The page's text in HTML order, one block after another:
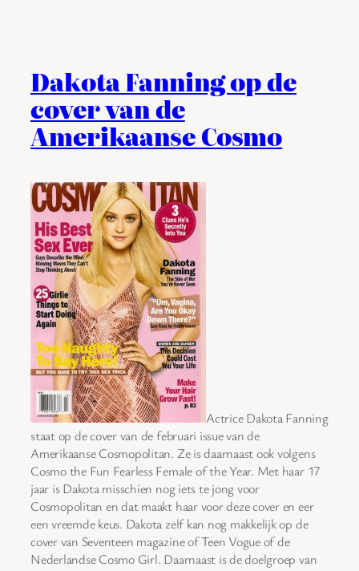
Dakota Fanning op de
cover van de
Amerikaanse Cosmo
Actrice Dakota Fanning
staat op de cover van de februari issue van de
Amerikaanse Cosmopolitan. Ze is daarnaast ook volgens
Cosmo the Fun Fearless Female of the Year. Met haar 17
jaar is Dakota misschien nog iets te jong voor
Cosmopolitan en dat maakt haar voor deze cover en eer
een vreemde keus. Dakota zelf kan nog makkelijk op de
cover van Seventeen magazine of Teen Vogue of de
Nederlandse Cosmo Girl. Daarnaast is de doelgroep van